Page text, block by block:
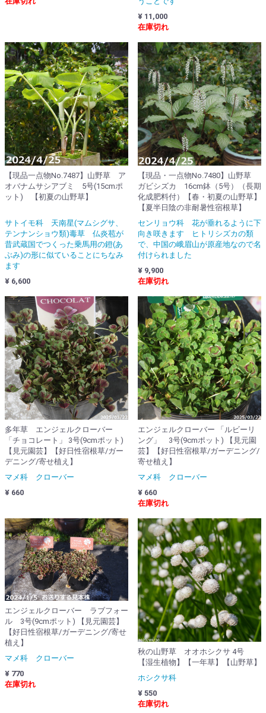
¥ 11,000
在庫切れ
【現品一点物No.7487】山野草 ア
オバナムサシアブミ 5号(15cmポ
ット) 【初夏の山野草】
サトイモ科 天南星(マムシグサ、
テンナンショウ類)毒草 仏炎苞が
昔武蔵国でつくった乗馬用の鐙(あ
ぶみ)の形に似ていることにちなみ
ます
¥ 6,600
【現品・一点物No.7480】山野草
ガビシズカ 16cm鉢（5号）（長期
化成肥料付）【春・初夏の山野草】
【夏半日陰の非耐暑性宿根草】
センリョウ科 花が垂れるように下
向き咲きます ヒトリシズカの類
で、中国の峨眉山が原産地なので名
付けられました
¥ 9,900
在庫切れ
多年草 エンジェルクローバー
「チョコレート」 3号(9cmポット)
【見元園芸】【好日性宿根草/ガー
デニング/寄せ植え】
マメ科 クローバー
¥ 660
エンジェルクローバー 「ルビーリ
ング」 3号(9cmポット) 【見元園
芸】【好日性宿根草/ガーデニング/
寄せ植え】
マメ科 クローバー
¥ 660
在庫切れ
エンジェルクローバー ラブフォー
ル 3号(9cmポット) 【見元園芸】
【好日性宿根草/ガーデニング/寄せ
植え】
マメ科 クローバー
¥ 770
在庫切れ
秋の山野草 オオホシクサ 4号
【湿生植物】【一年草】【山野草】
ホシクサ科
¥ 550
在庫切れ